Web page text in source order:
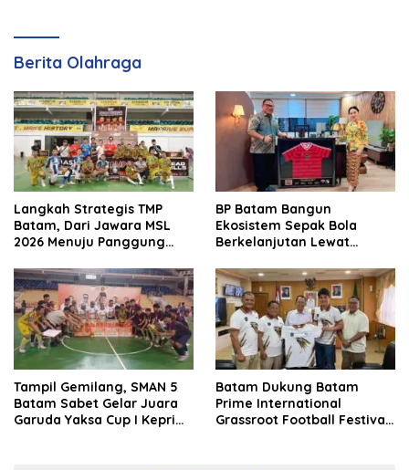
Berita Olahraga
Langkah Strategis TMP
Batam, Dari Jawara MSL
2026 Menuju Panggung
BP Batam Bangun
Ekosistem Sepak Bola
Berkelanjutan Lewat
Tampil Gemilang, SMAN 5
Batam Sabet Gelar Juara
Garuda Yaksa Cup I Kepri
Batam Dukung Batam
Prime International
Grassroot Football Festival